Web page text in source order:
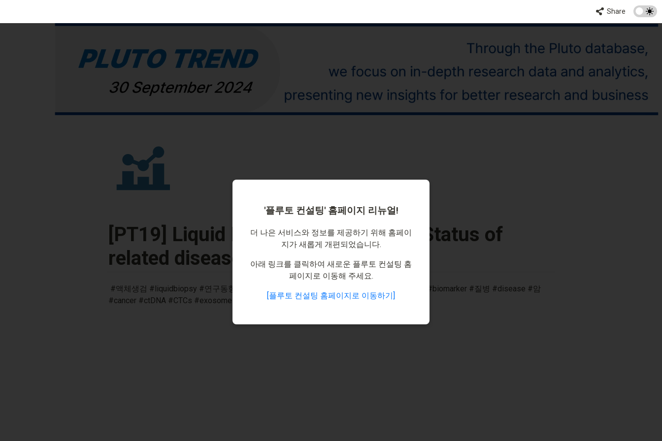
Share
[PT19] Liquid Biopsy(액체생검) - 4. Status of
related diseases and biomarkers
'플루토 컨설팅' 홈페이지 리뉴얼!
더 나은 서비스와 정보를 제공하기 위해 홈페이
지가 새롭게 개편되었습니다.
아래 링크를 클릭하여 새로운 플루토 컨설팅 홈
페이지로 이동해 주세요.
[플루토 컨설팅 홈페이지로 이동하기]
#cancer #ctDNA #CTCs #exosome #플루토트렌드 #PlutoTrend #플루토랩스 #PlutoLabs